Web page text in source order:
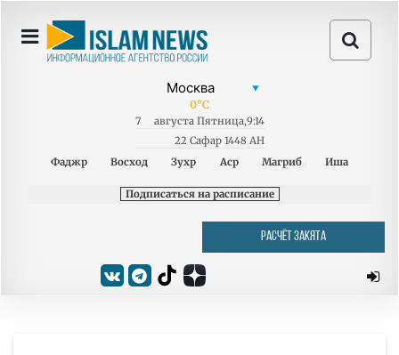
0°C
7 августа Пятница,9:14
22 Сафар 1448 AH
Фаджр
Восход Зухр Аср Магриб Иша
Подписаться на расписание
РАСЧЁТ ЗАКЯТА